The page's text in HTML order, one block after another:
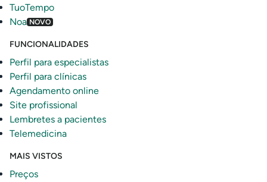
TuoTempo
Noa NOVO
FUNCIONALIDADES
Perfil para especialistas
Perfil para clínicas
Agendamento online
Site profissional
Lembretes a pacientes
Telemedicina
MAIS VISTOS
Preços